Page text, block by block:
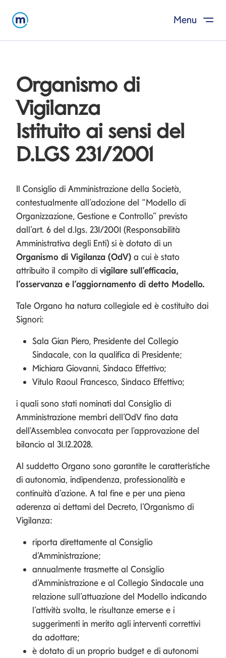
Salta al contenuto
Menu
Organismo di
Vigilanza
Istituito ai sensi del
D.LGS 231/2001
Il Consiglio di Amministrazione della Società,
contestualmente all’adozione del “Modello di
Organizzazione, Gestione e Controllo” previsto
dall’art. 6 del d.lgs. 231/2001 (Responsabilità
Amministrativa degli Enti) si è dotato di un
Organismo di Vigilanza (OdV) a cui è stato
attribuito il compito di vigilare sull’efficacia,
l’osservanza e l’aggiornamento di detto Modello.
Tale Organo ha natura collegiale ed è costituito dai
Signori:
Sala Gian Piero, Presidente del Collegio
Sindacale, con la qualifica di Presidente;
Michiara Giovanni, Sindaco Effettivo;
Vitulo Raoul Francesco, Sindaco Effettivo;
i quali sono stati nominati dal Consiglio di
Amministrazione membri dell’OdV fino data
dell'Assemblea convocata per l'approvazione del
bilancio al 31.12.2028.
Al suddetto Organo sono garantite le caratteristiche
di autonomia, indipendenza, professionalità e
continuità d’azione. A tal fine e per una piena
aderenza ai dettami del Decreto, l’Organismo di
Vigilanza:
riporta direttamente al Consiglio
d’Amministrazione;
annualmente trasmette al Consiglio
d’Amministrazione e al Collegio Sindacale una
relazione sull’attuazione del Modello indicando
l’attività svolta, le risultanze emerse e i
suggerimenti in merito agli interventi correttivi
da adottare;
è dotato di un proprio budget e di autonomi